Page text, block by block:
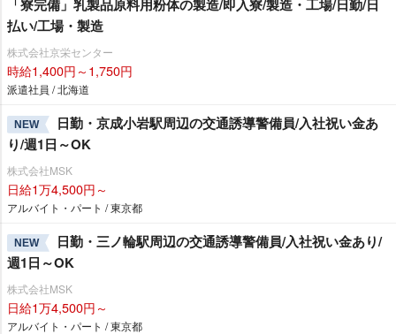
「寮完備」乳製品原料用粉体の製造/即入寮/製造・工場/日勤/日
払い/工場・製造
株式会社京栄センター
時給1,400円～1,750円
派遣社員 / 北海道
NEW
日勤・京成小岩駅周辺の交通誘導警備員/入社祝い金あ
り/週1日～OK
株式会社MSK
日給1万4,500円～
アルバイト・パート / 東京都
NEW
日勤・三ノ輪駅周辺の交通誘導警備員/入社祝い金あり/
週1日～OK
株式会社MSK
日給1万4,500円～
アルバイト・パート / 東京都